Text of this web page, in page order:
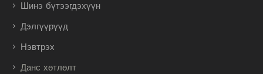
Шинэ бүтээгдэхүүн
Дэлгүүрүүд
Нэвтрэх
Данс хөтлөлт